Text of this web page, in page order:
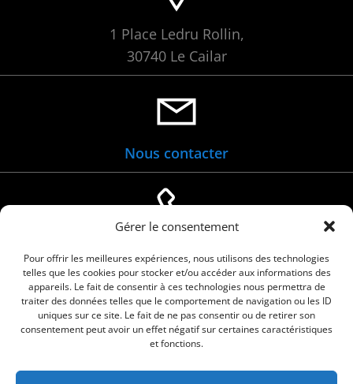
Gérer le consentement
Pour offrir les meilleures expériences, nous utilisons des technologies
telles que les cookies pour stocker et/ou accéder aux informations des
appareils. Le fait de consentir à ces technologies nous permettra de
traiter des données telles que le comportement de navigation ou les ID
uniques sur ce site. Le fait de ne pas consentir ou de retirer son
consentement peut avoir un effet négatif sur certaines caractéristiques
et fonctions.
1 Place Ledru Rollin,
30740 Le Cailar
Nous contacter
04 66 88 01 05